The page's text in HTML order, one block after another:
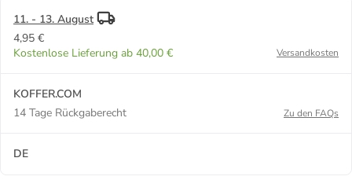
11. - 13. August
4,95 €
Kostenlose Lieferung ab 40,00 €
Versandkosten
KOFFER.COM
14 Tage Rückgaberecht
Zu den FAQs
DE